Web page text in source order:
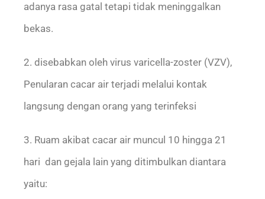
adanya rasa gatal tetapi tidak meninggalkan
bekas.
2. disebabkan oleh virus varicella-zoster (VZV),
Penularan cacar air terjadi melalui kontak
langsung dengan orang yang terinfeksi
3. Ruam akibat cacar air muncul 10 hingga 21
hari dan gejala lain yang ditimbulkan diantara
yaitu: